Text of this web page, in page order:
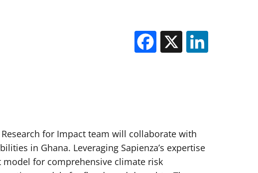
Facebook
X
for Impact team will collaborate with
in Ghana. Leveraging Sapienza’s expertise
for comprehensive climate risk